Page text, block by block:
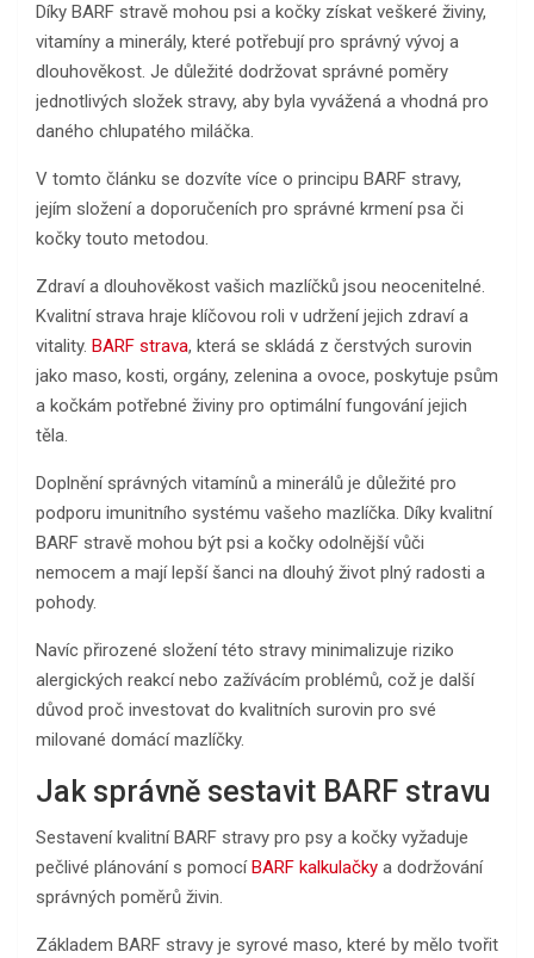
Díky BARF stravě mohou psi a kočky získat veškeré živiny,
vitamíny a minerály, které potřebují pro správný vývoj a
dlouhověkost. Je důležité dodržovat správné poměry
jednotlivých složek stravy, aby byla vyvážená a vhodná pro
daného chlupatého miláčka.
V tomto článku se dozvíte více o principu BARF stravy,
jejím složení a doporučeních pro správné krmení psa či
kočky touto metodou.
Zdraví a dlouhověkost vašich mazlíčků jsou neocenitelné.
Kvalitní strava hraje klíčovou roli v udržení jejich zdraví a
vitality. BARF strava, která se skládá z čerstvých surovin
jako maso, kosti, orgány, zelenina a ovoce, poskytuje psům
a kočkám potřebné živiny pro optimální fungování jejich
těla.
Doplnění správných vitamínů a minerálů je důležité pro
podporu imunitního systému vašeho mazlíčka. Díky kvalitní
BARF stravě mohou být psi a kočky odolnější vůči
nemocem a mají lepší šanci na dlouhý život plný radosti a
pohody.
Navíc přirozené složení této stravy minimalizuje riziko
alergických reakcí nebo zažívácím problémů, což je další
důvod proč investovat do kvalitních surovin pro své
milované domácí mazlíčky.
Jak správně sestavit BARF stravu
Sestavení kvalitní BARF stravy pro psy a kočky vyžaduje
pečlivé plánování s pomocíBARF kalkulačky a dodržování
správných poměrů živin.
Základem BARF stravy je syrové maso, které by mělo tvořit